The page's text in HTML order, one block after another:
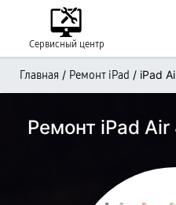
Сервисный центр
Главная / Ремонт iPad / iPad
Ремонт iPad